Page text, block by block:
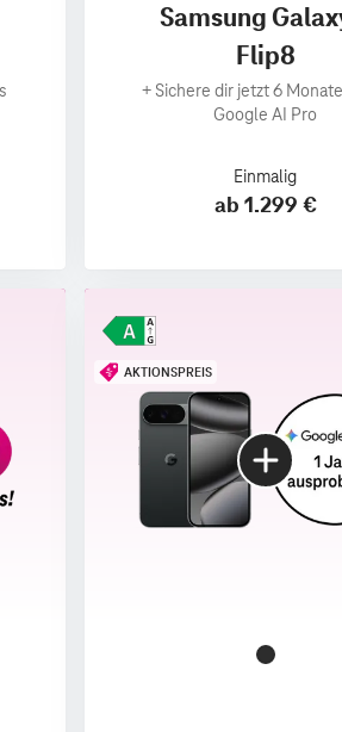
Samsung
Flip8
+Sichere dir jetzt 6
Google AI Pro
Einmalig
ab 1.299 €
AKTIONSPREIS